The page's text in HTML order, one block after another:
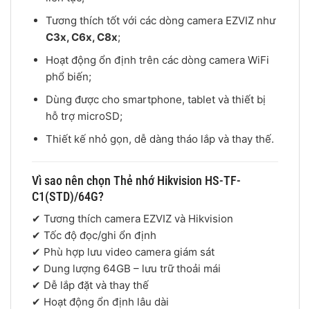
Tương thích tốt với các dòng camera EZVIZ như
C3x, C6x, C8x;
Hoạt động ổn định trên các dòng camera WiFi
phổ biến;
Dùng được cho smartphone, tablet và thiết bị
hỗ trợ microSD;
Thiết kế nhỏ gọn, dễ dàng tháo lắp và thay thế.
Vì sao nên chọn Thẻ nhớ Hikvision HS-TF-
C1(STD)/64G?
✔ Tương thích camera EZVIZ và Hikvision
✔ Tốc độ đọc/ghi ổn định
✔ Phù hợp lưu video camera giám sát
✔ Dung lượng 64GB – lưu trữ thoải mái
✔ Dễ lắp đặt và thay thế
✔ Hoạt động ổn định lâu dài